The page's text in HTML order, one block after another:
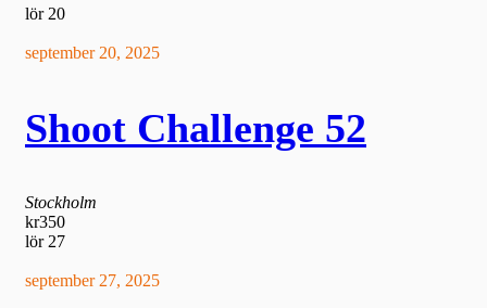
lör 20
september 20, 2025
Shoot Challenge 52
Stockholm
kr350
lör 27
september 27, 2025